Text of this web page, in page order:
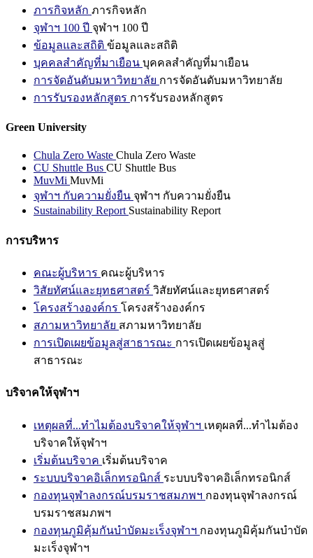
ภารกิจหลัก ภารกิจหลัก
จุฬาฯ 100 ปี จุฬาฯ 100 ปี
ข้อมูลและสถิติ ข้อมูลและสถิติ
บุคคลสำคัญที่มาเยือน บุคคลสำคัญที่มาเยือน
การจัดอันดับมหาวิทยาลัย การจัดอันดับมหาวิทยาลัย
การรับรองหลักสูตร การรับรองหลักสูตร
Green University
Chula Zero Waste Chula Zero Waste
CU Shuttle Bus CU Shuttle Bus
MuvMi MuvMi
จุฬาฯ กับความยั่งยืน จุฬาฯ กับความยั่งยืน
Sustainability Report Sustainability Report
การบริหาร
คณะผู้บริหาร คณะผู้บริหาร
วิสัยทัศน์และยุทธศาสตร์ วิสัยทัศน์และยุทธศาสตร์
โครงสร้างองค์กร โครงสร้างองค์กร
สภามหาวิทยาลัย สภามหาวิทยาลัย
การเปิดเผยข้อมูลสู่สาธารณะ การเปิดเผยข้อมูลสู่
สาธารณะ
บริจาคให้จุฬาฯ
เหตุผลที่...ทำไมต้องบริจาคให้จุฬาฯ เหตุผลที่...ทำไมต้อง
บริจาคให้จุฬาฯ
เริ่มต้นบริจาค เริ่มต้นบริจาค
ระบบบริจาคอิเล็กทรอนิกส์ ระบบบริจาคอิเล็กทรอนิกส์
กองทุนจุฬาลงกรณ์บรมราชสมภพฯ กองทุนจุฬาลงกรณ์
บรมราชสมภพฯ
กองทุนภูมิคุ้มกันบำบัดมะเร็งจุฬาฯ กองทุนภูมิคุ้มกันบำบัด
มะเร็งจุฬาฯ